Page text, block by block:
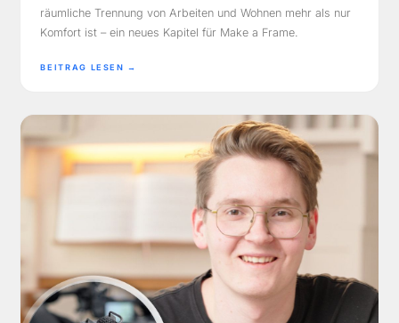
räumliche Trennung von Arbeiten und Wohnen mehr als nur
Komfort ist – ein neues Kapitel für Make a Frame.
BEITRAG LESEN →